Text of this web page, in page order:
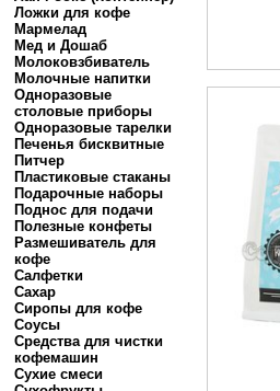
Ложки для кофе
Мармелад
Мед и Дошаб
Молоковзбиватель
Молочные напитки
Одноразовые
столовые приборы
Одноразовые тарелки
Печенья бисквитные
Питчер
Пластиковые стаканы
Подарочные наборы
Поднос для подачи
Полезные конфеты
Размешиватель для
кофе
Салфетки
Сахар
Сиропы для кофе
Соусы
Средства для чистки
кофемашин
Сухие смеси